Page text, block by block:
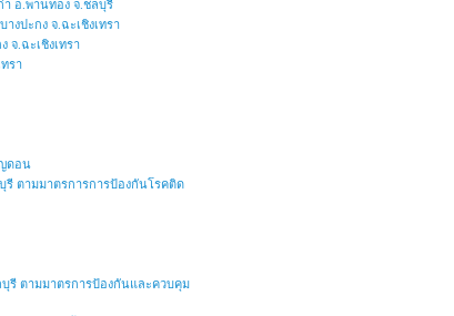
อ.พานทอง จ.ชลบุรี
งปะกง จ.ฉะเชิงเทรา
จ.ฉะเชิงเทรา
รา
ดอน
รี ตามมาตรการการป้องกันโรคติด
รี ตามมาตรการป้องกันและควบคุม